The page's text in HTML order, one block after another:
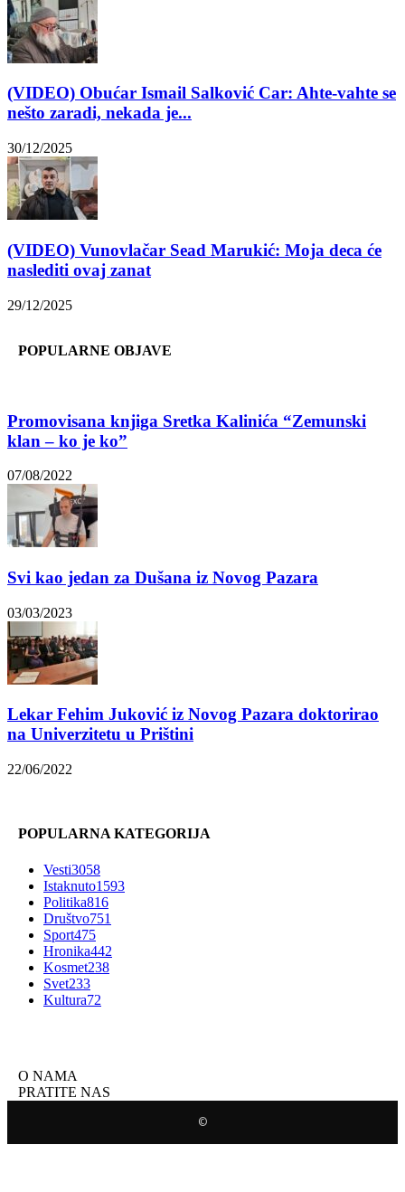
(VIDEO) Obućar Ismail Salković Car: Ahte-vahte se
nešto zaradi, nekada je...
30/12/2025
(VIDEO) Vunovlačar Sead Marukić: Moja deca će
naslediti ovaj zanat
29/12/2025
POPULARNE OBJAVE
Promovisana knjiga Sretka Kalinića “Zemunski
klan – ko je ko”
07/08/2022
Svi kao jedan za Dušana iz Novog Pazara
03/03/2023
Lekar Fehim Juković iz Novog Pazara doktorirao
na Univerzitetu u Prištini
22/06/2022
POPULARNA KATEGORIJA
Vesti3058
Istaknuto1593
Politika816
Društvo751
Sport475
Hronika442
Kosmet238
Svet233
Kultura72
O NAMA
PRATITE NAS
©